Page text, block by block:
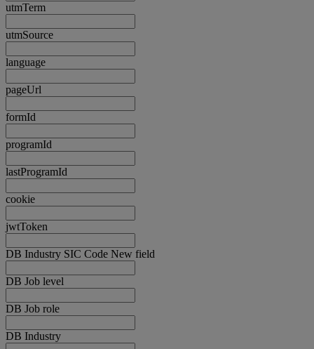
utmTerm
utmSource
language
pageUrl
formId
programId
lastProgramId
cookie
jwtToken
DB Industry SIC Code New field
DB Job level
DB Job role
DB Industry